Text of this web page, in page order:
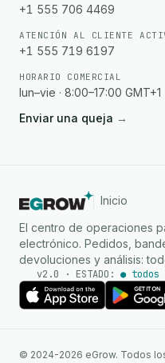
+1 555 706 4469
ATENCIÓN AL CLIENTE
+1 555 719 6197
HORARIO COMERCIAL
lun–vie · 8:00–17:00 GMT+1
Enviar una queja →
Inicio
El centro de operaciones
electrónico. Pedidos,
devoluciones y análisis:
v2.0 · ESTADO: ● todos
© 2024-2026 eGrow. Todos